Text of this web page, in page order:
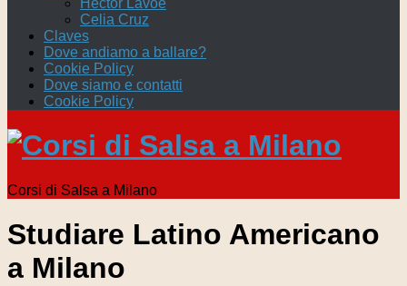
Hector Lavoe
Celia Cruz
Claves
Dove andiamo a ballare?
Cookie Policy
Dove siamo e contatti
Cookie Policy
Corsi di Salsa a Milano
Studiare Latino Americano
a Milano